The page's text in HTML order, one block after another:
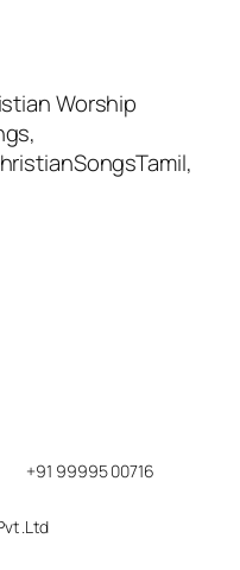
Worship
+91 99995 00716
.Ltd